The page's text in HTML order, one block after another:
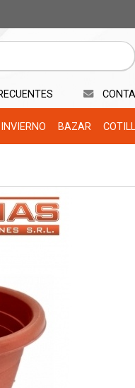
INVIERNO BAZAR